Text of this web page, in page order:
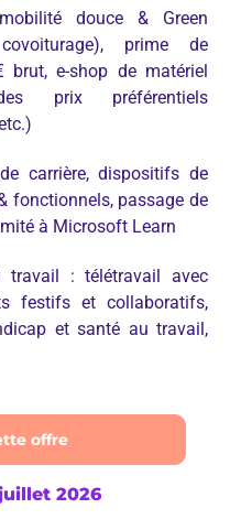
douce & Green
prime de
e-shop de matériel
prix préférentiels
carrière, dispositifs de
fonctionnels, passage de
à Microsoft Learn
: télétravail avec
festifs et collaboratifs,
et santé au travail,
offre
2026